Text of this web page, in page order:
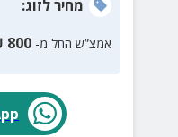
מחירלזוג:
אמצ”ש החל מ- 800